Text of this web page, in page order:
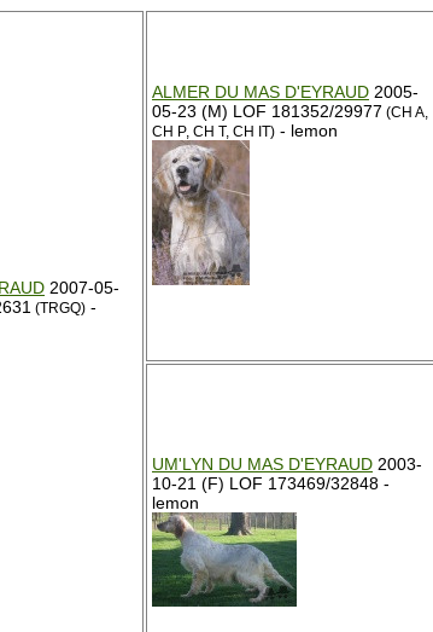
2007-05-
(TRGQ) -
ALMER DU MAS D'EYRAUD 2005-
05-23 (M) LOF 181352/29977 (CH A,
CH P, CH T, CH IT) - lemon
UM'LYN DU MAS D'EYRAUD 2003-
10-21 (F) LOF 173469/32848 -
lemon